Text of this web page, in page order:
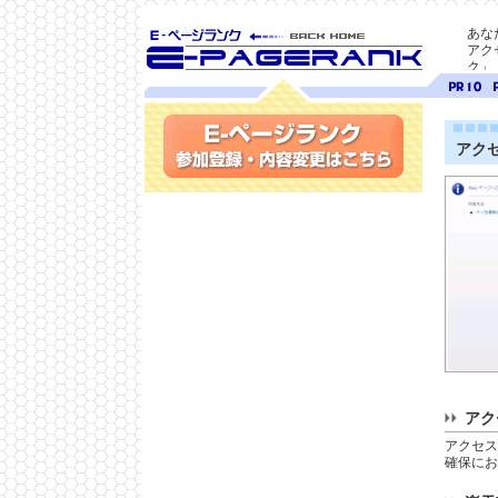
SEO対策に E-ページ
ランク
あな
アク
ク」
ランク
10
9
アク
ア
アクセ
確保に
参加登録(無料)・内容変更